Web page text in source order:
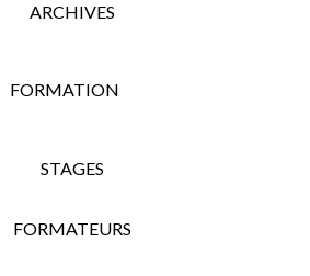
ARCHIVES
FORMATION
STAGES
FORMATEURS